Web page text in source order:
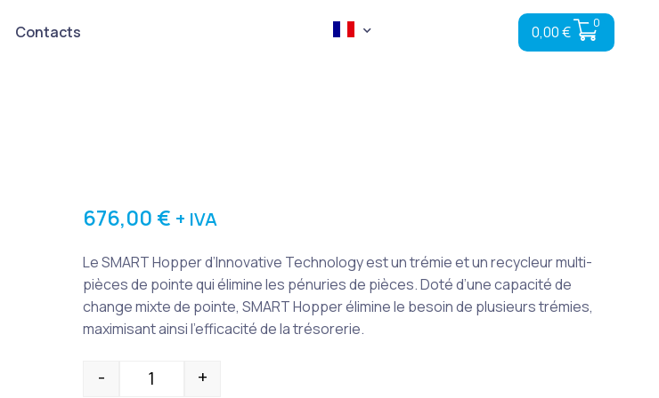
Contacts 0,00€ 0
676,00 € + IVA
Le SMART Hopper d’Innovative Technology est un trémie et un recycleur multi-
pièces de pointe qui élimine les pénuries de pièces. Doté d’une capacité de
change mixte de pointe, SMART Hopper élimine le besoin de plusieurs trémies,
maximisant ainsi l’efficacité de la trésorerie.
- +